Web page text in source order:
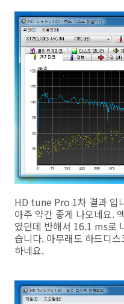
HD tune Pro 1차 결과 입
아주 약간 좋게 나오네요.
였던데 반해서 16.1 ms로
습니다. 아무래도 하드디
하네요.